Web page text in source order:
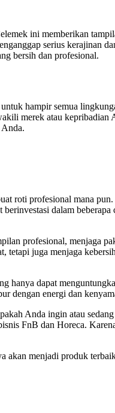
ini memberikan
serius kerajinan
bersih dan profesional.
hampir semua
merek atau
roti profesional mana
dalam
profesional, menjaga
tetapi juga menjaga
hanya dapat
dengan energi dan
Anda ingin atau
FnB dan Horeca.
menjadi produk